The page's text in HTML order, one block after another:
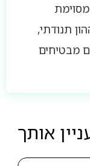
תנודתי,
מבטיחים
אותך